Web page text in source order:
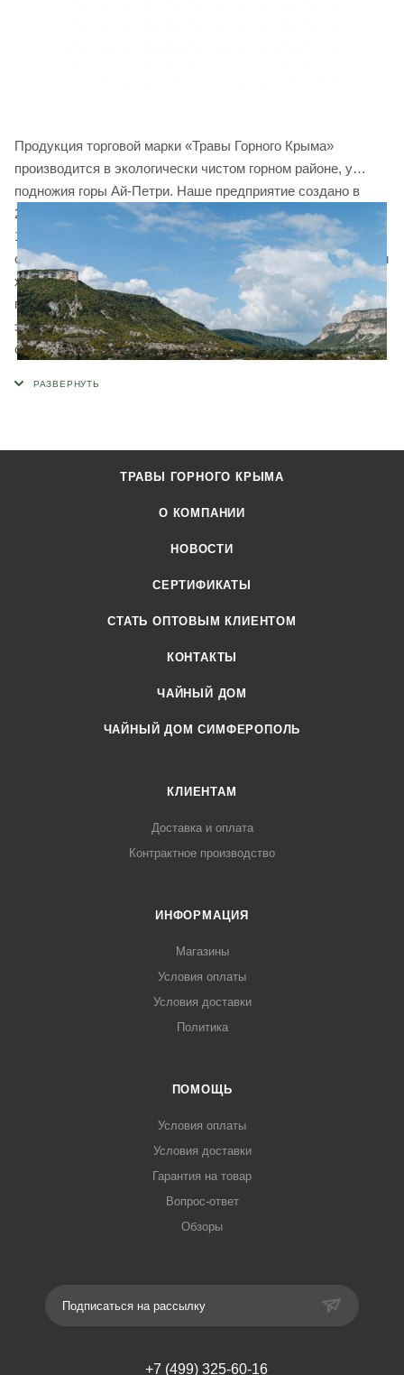
Продукция торговой марки «Травы Горного Крыма»
производится в экологически чистом горном районе, у
подножия горы Ай-Петри. Наше предприятие создано в
2004 году, занимается сбором и фасовкой трав уже более
10 лет. Мы имеем все необходимое современное
оборудование и производственные площади для фасовки и
хранения травяных чаев. Для изготовления сырья и
приготовления сборов используется только ручной труд и
экологически чистые технологии. Продукция
сертифицирована в соответствии требованиям
ТРАВЫ ГОРНОГО КРЫМА
О КОМПАНИИ
НОВОСТИ
СЕРТИФИКАТЫ
CТАТЬ ОПТОВЫМ КЛИЕНТОМ
КОНТАКТЫ
ЧАЙНЫЙ ДОМ
ЧАЙНЫЙ ДОМ СИМФЕРОПОЛЬ
КЛИЕНТАМ
Доставка и оплата
Контрактное производство
ИНФОРМАЦИЯ
Магазины
Условия оплаты
Условия доставки
Политика
ПОМОЩЬ
Условия оплаты
Условия доставки
Гарантия на товар
Вопрос-ответ
Обзоры
Подписаться на рассылку
+7 (499) 325-60-16